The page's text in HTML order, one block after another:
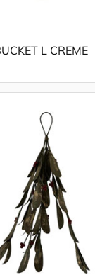
L CREME